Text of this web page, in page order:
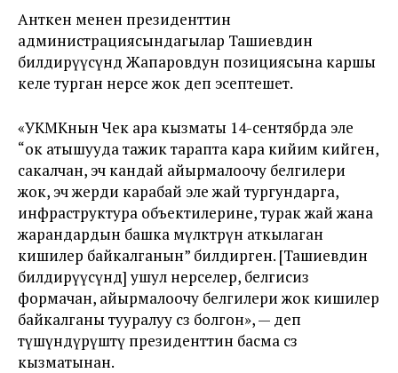
Анткен менен президенттин
администрациясындагылар Ташиевдин
билдирүүсүндө Жапаровдун позициясына каршы
келе турган нерсе жок деп эсептешет.
«УКМКнын Чек ара кызматы 14-сентябрда эле
“ок атышууда тажик тарапта кара кийим кийген,
сакалчан, эч кандай айырмалоочу белгилери
жок, эч жерди карабай эле жай тургундарга,
инфраструктура объектилерине, турак жай жана
жарандардын башка мүлктөрүн аткылаган
кишилер байкалганын” билдирген. [Ташиевдин
билдирүүсүндө] ушул нерселер, белгисиз
формачан, айырмалоочу белгилери жок кишилер
байкалганы тууралуу сөз болгон», — деп
түшүндүрүштү президенттин басма сөз
кызматынан.